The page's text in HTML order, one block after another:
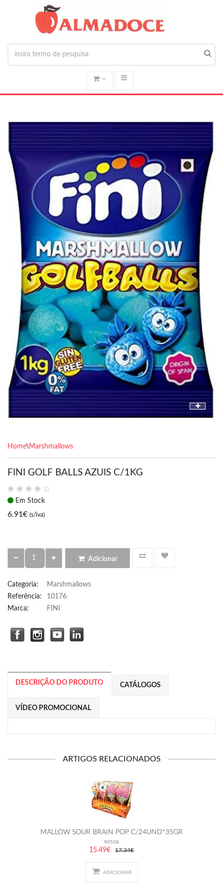
Home\Marshmallows
FINI GOLF BALLS AZUIS C/1KG
Em Stock
6.91€ (s/iva)
Adicionar
Categoria:
Marshmallows
Referência:
10176
Marca:
FINI
DESCRIÇÃO DO PRODUTO CATÁLOGOS
VÍDEO PROMOCIONAL
ARTIGOS RELACIONADOS
MALLOW SOUR BRAIN POP C/24UND*35GR
90558
15.49€ 17.34€
ADICIONAR